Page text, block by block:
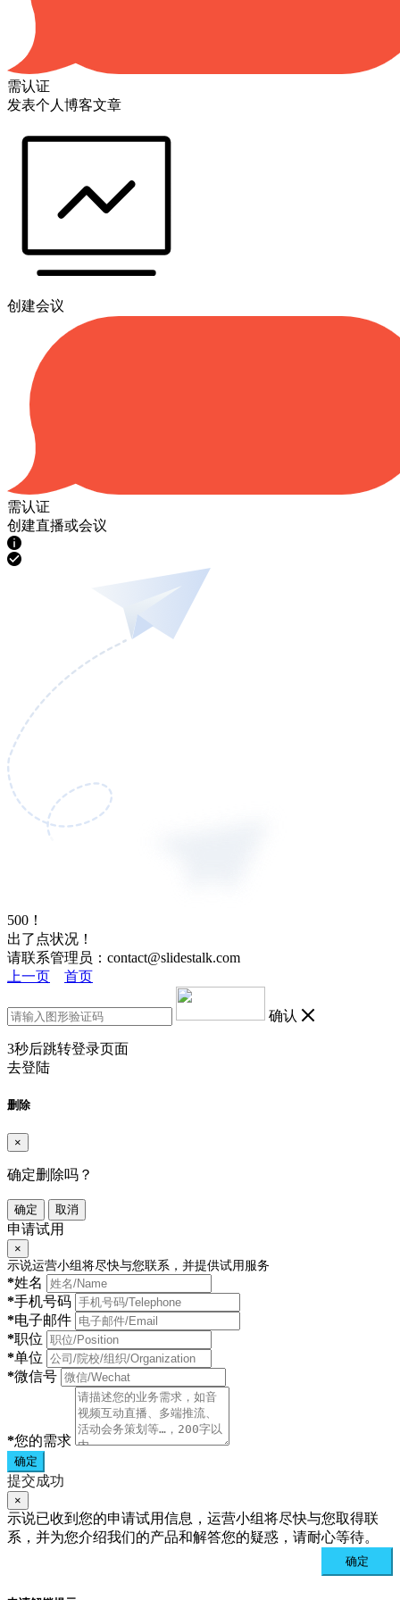
需认证
发表个人博客文章
创建会议
需认证
创建直播或会议
500！
出了点状况！
请联系管理员：contact@slidestalk.com
上一页
首页
确认
3秒后跳转登录页面
去登陆
删除
×
确定删除吗？
确定 取消
申请试用
×
示说运营小组将尽快与您联系，并提供试用服务
*姓名
*手机号码
*电子邮件
*职位
*单位
*微信号
*您的需求
确定
提交成功
×
示说已收到您的申请试用信息，运营小组将尽快与您取得联
系，并为您介绍我们的产品和解答您的疑惑，请耐心等待。
确定